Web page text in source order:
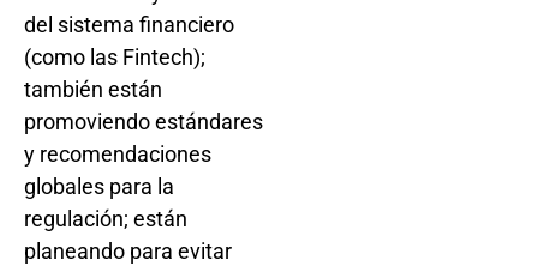
del sistema financiero
(como las Fintech);
también están
promoviendo estándares
y recomendaciones
globales para la
regulación; están
planeando para evitar